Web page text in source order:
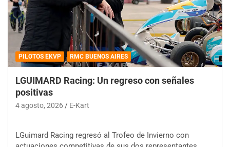
PILOTOS EKVP RMC BUENOS AIRES
LGUIMARD Racing: Un regreso con señales
positivas
4 agosto, 2026 E-Kart
LGuimard Racing regresó al Trofeo de Invierno con